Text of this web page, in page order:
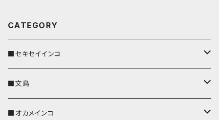
CATEGORY
■セキセイインコ
キーカバー
キーホルダー
■文鳥
キーカバー
■オカメインコ